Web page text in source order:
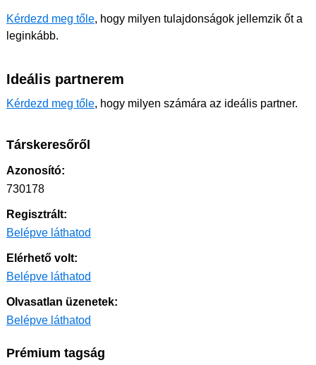
Kérdezd meg tőle, hogy milyen tulajdonságok jellemzik őt a
leginkább.
Ideális partnerem
Kérdezd meg tőle, hogy milyen számára az ideális partner.
Társkeresőről
Azonosító:
730178
Regisztrált:
Belépve láthatod
Elérhető volt:
Belépve láthatod
Olvasatlan üzenetek:
Belépve láthatod
Prémium tagság